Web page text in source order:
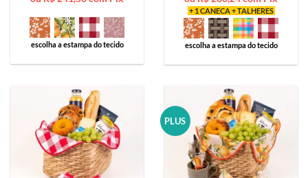
escolha a estampa do tecido
+ 1 CANECA + TALHERES
escolha a estampa do tecido
PLUS